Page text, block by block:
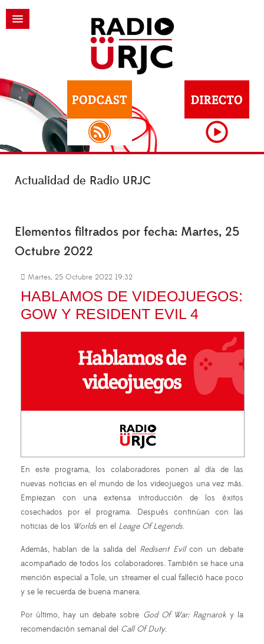
Actualidad de Radio URJC
Elementos filtrados por fecha: Martes, 25
Octubre 2022
Martes, 25 Octubre 2022 19:32
HABLAMOS DE VIDEOJUEGOS:
GOW Y RESIDENT EVIL 4
En este programa, los colaboradores ponen al día de las
nuevas noticias en el mundo de los videojuegos una vez más.
Empiezan con una extensa introducción de los éxitos
cosechados por el programa. Después continúan con las
noticias de los Worlds en el Leage Of Legends.
Además, hablan de la salida del Redisent Evilcon un debate
acompañado de todos los colaboradores. También se hace una
mención especial a Tole, un streamer el cual falleció hace poco
y se le recuerda de buena manera.
Por último, hay un debate sobre God Of War: Ragnaroky la
recomendación semanal del Call Of Duty.